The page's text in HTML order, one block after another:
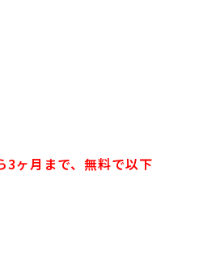
ヶ月まで、無料で以下